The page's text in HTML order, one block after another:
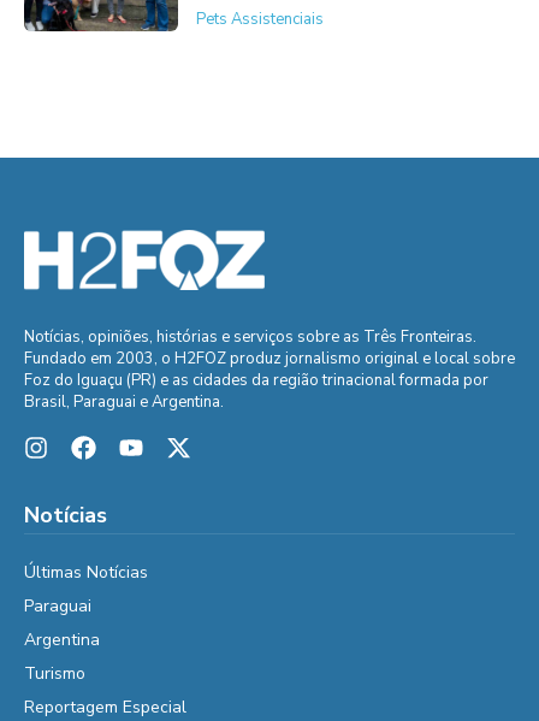
Pets Assistenciais
Notícias, opiniões, histórias e serviços sobre as Três Fronteiras.
Fundado em 2003, o H2FOZ produz jornalismo original e local sobre
Foz do Iguaçu (PR) e as cidades da região trinacional formada por
Brasil, Paraguai e Argentina.
Notícias
Últimas Notícias
Paraguai
Argentina
Turismo
Reportagem Especial